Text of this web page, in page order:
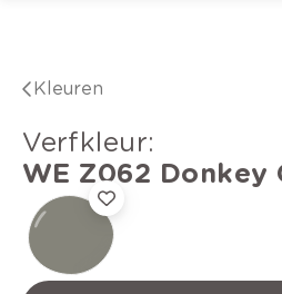
Kleuren
verfkleur:
WE Z062 Donkey